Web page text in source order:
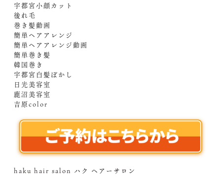
宇都宮小顔カット
後れ毛
巻き髪動画
簡単ヘアアレンジ
簡単ヘアアレンジ動画
簡単巻き髪
韓国巻き
宇都宮白髪ぼかし
日光美容室
鹿沼美容室
吉原color
haku hair salon ハク ヘアーサロン